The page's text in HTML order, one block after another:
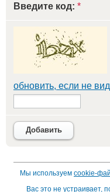
Введите код: *
обновить, если не
Добавить
Мы используем cookie-
Вас это не устраивает,